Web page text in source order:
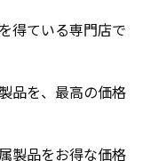
得ている専門店で
品を、最高の価格
製品をお得な価格